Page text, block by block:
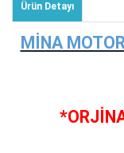
Ürün Detayı
MİNA